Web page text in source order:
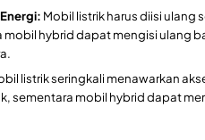
Mobil listrik harus diisi ulang
mobil hybrid dapat mengisi ulang
listrik seringkali menawarkan
sementara mobil hybrid dapat